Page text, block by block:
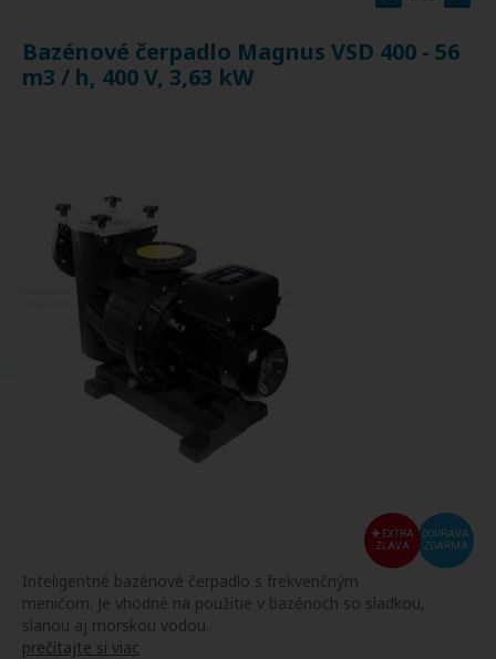
Bazénové čerpadlo Magnus VSD 400 - 56
m3 / h, 400 V, 3,63 kW
DOPRAVA
ZDARMA
EXTRA
ZĽAVA
Inteligentné bazénové čerpadlo s frekvenčným
meničom. Je vhodné na použitie v bazénoch so sladkou,
slanou aj morskou vodou.
prečítajte si viac